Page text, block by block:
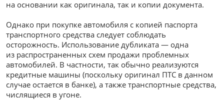
на основании как оригинала, так и копии документа.
Однако при покупке автомобиля с копией паспорта
транспортного средства следует соблюдать
осторожность. Использование дубликата — одна
из распространенных схем продажи проблемных
автомобилей. В частности, так обычно реализуются
кредитные машины (поскольку оригинал ПТС в данном
случае остается в банке), а также транспортные средства,
числящиеся в угоне.